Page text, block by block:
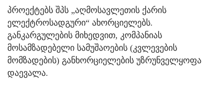
პროექტებს შპს „აღმოსავლეთის ქარის
ელექტროსადგური“ ახორციელებს.
განკარგულების მიხედვით, კომპანიას
მოსამზადებელი სამუშაოების (კვლევების
მომზადების) განხორციელების უზრუნველყოფა
დაევალა.